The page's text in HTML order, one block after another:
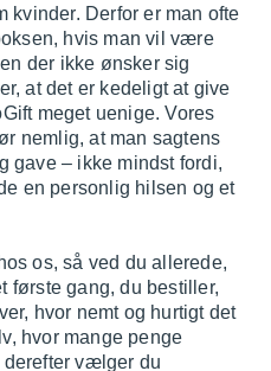
kvinder. Derfor er man ofte
hvis man vil være
der ikke ønsker sig
at det er kedeligt at give
meget uenige. Vores
nemlig, at man sagtens
gave – ikke mindst fordi,
en personlig hilsen og et
os, så ved du allerede,
første gang, du bestiller,
hvor nemt og hurtigt det
hvor mange penge
derefter vælger du